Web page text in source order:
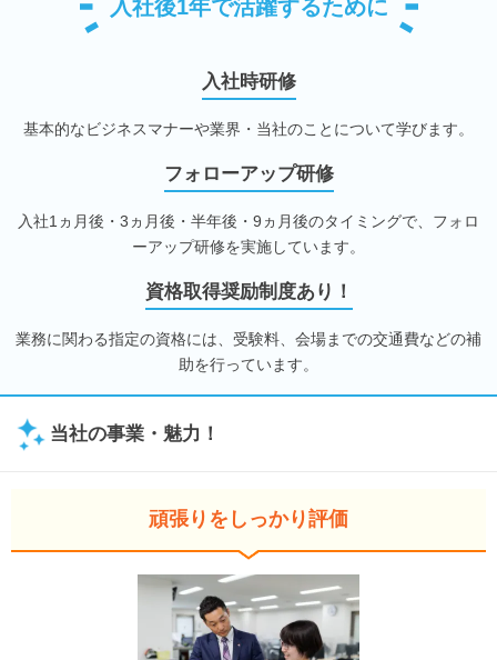
入社後1年で活躍するために
入社時研修
基本的なビジネスマナーや業界・当社のことについて学びます。
フォローアップ研修
入社1ヵ月後・3ヵ月後・半年後・9ヵ月後のタイミングで、フォロ
ーアップ研修を実施しています。
資格取得奨励制度あり！
業務に関わる指定の資格には、受験料、会場までの交通費などの補
助を行っています。
当社の事業・魅力！
頑張りをしっかり評価